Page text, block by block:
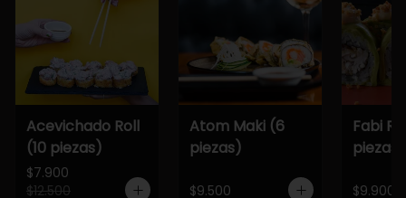
Acevichado Roll
(10 piezas)
$7.900
$12.500
Atom Maki (6
piezas)
$9.500
Fabi
piezas)
$9.900